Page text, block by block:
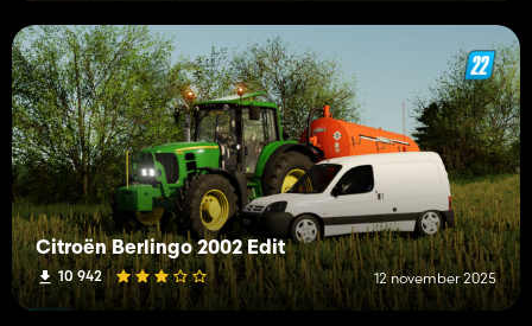
Citroën Berlingo 2002 Edit
10 942 12 november 2025